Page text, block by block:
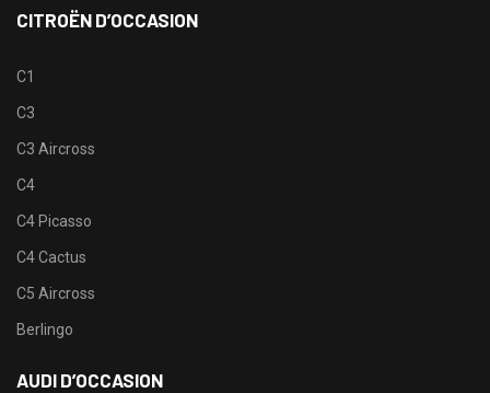
CITROËN D’OCCASION
C1
C3
C3 Aircross
C4
C4 Picasso
C4 Cactus
C5 Aircross
Berlingo
AUDI D’OCCASION